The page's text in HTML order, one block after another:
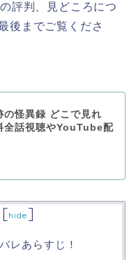
評判、見どころにつ
後までご覧くださ
の怪異録 どこで見れ
全話視聴やYouTube配
[hide ]
レあらすじ！